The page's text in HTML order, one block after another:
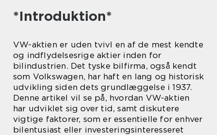
*Introduktion*
VW-aktien er uden tvivl en af de mest kendte
og indflydelsesrige aktier inden for
bilindustrien. Det tyske bilfirma, også kendt
som Volkswagen, har haft en lang og historisk
udvikling siden dets grundlæggelse i 1937.
Denne artikel vil se på, hvordan VW-aktien
har udviklet sig over tid, samt diskutere
vigtige faktorer, som er essentielle for enhver
bilentusiast eller investeringsinteresseret